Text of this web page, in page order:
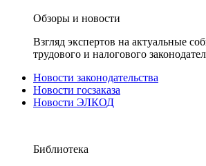
Обзоры и новости
Взгляд экспертов на актуальные
трудового и налогового
Новости законодательства
Новости госзаказа
Новости ЭЛКОД
Библиотека